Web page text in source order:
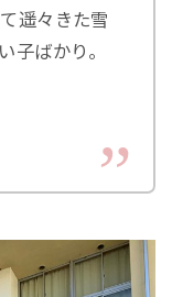
遥々きた雪
子ばかり。